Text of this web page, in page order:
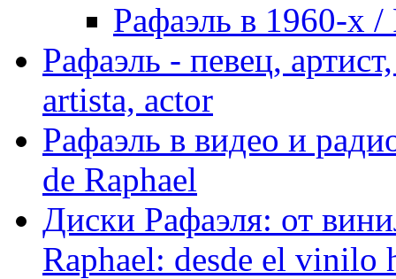
Рафаэль в 1960-х /
Рафаэль - певец,
artista, actor
Рафаэль в видео и
de Raphael
Диски Рафаэля: от
Raphael: desde el vinilo